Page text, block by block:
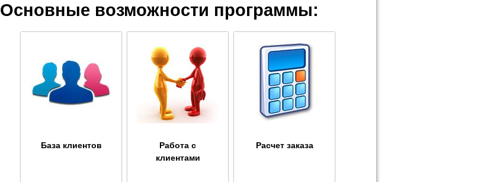
Основные возможности программы:
База клиентов
Работа с
клиентами
Расчет заказа